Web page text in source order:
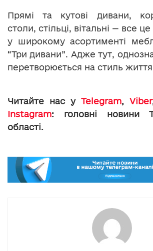
Прямі та кутові дивани,
столи, стільці, вітальні — все
у широкому асортименті
“Три дивани”. Адже тут,
перетворюється на cтиль
Читайте нас у Telegram, Viber
Instagram: головні новини
області.